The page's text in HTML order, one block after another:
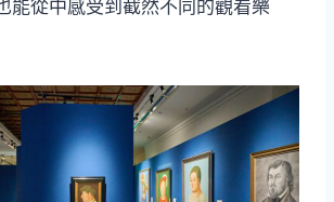
能從中感受到截然不同的觀看樂